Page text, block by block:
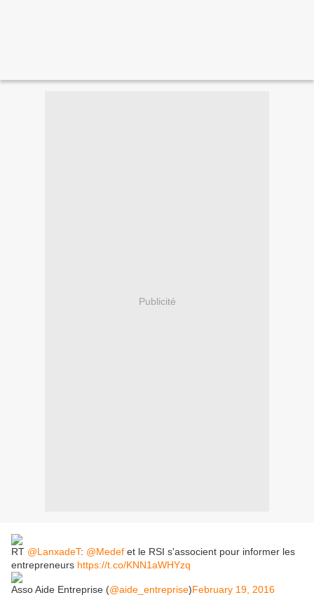
Publicité
RT @LanxadeT: @Medef et le RSI s'associent pour informer les
entrepreneurs https://t.co/KNN1aWHYzq
Asso Aide Entreprise (@aide_entreprise)February 19, 2016